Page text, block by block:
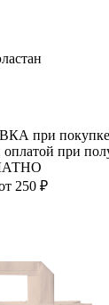
при покупке
при
250 ₽